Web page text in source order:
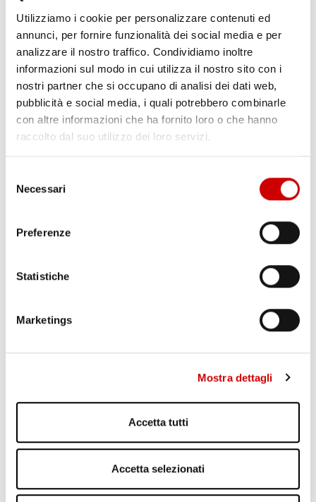
Utilizziamo i cookie per personalizzare contenuti ed
annunci, per fornire funzionalità dei social media e per
analizzare il nostro traffico. Condividiamo inoltre
informazioni sul modo in cui utilizza il nostro sito con i
nostri partner che si occupano di analisi dei dati web,
pubblicità e social media, i quali potrebbero combinarle
con altre informazioni che ha fornito loro o che hanno
raccolto dal suo utilizzo dei loro servizi.
delNecessari
Preferenze
Statistiche
Marketings
Mostra dettagli
Accetta tutti
Accetta selezionati
POZZUOLI: CITTADINI CONTRO GESTIONE EMERGENZA
BRADISISMO
Leggi l'articolo
Leggi l'articolo
AGGUATO A TERZIGNO: DUE FERITI